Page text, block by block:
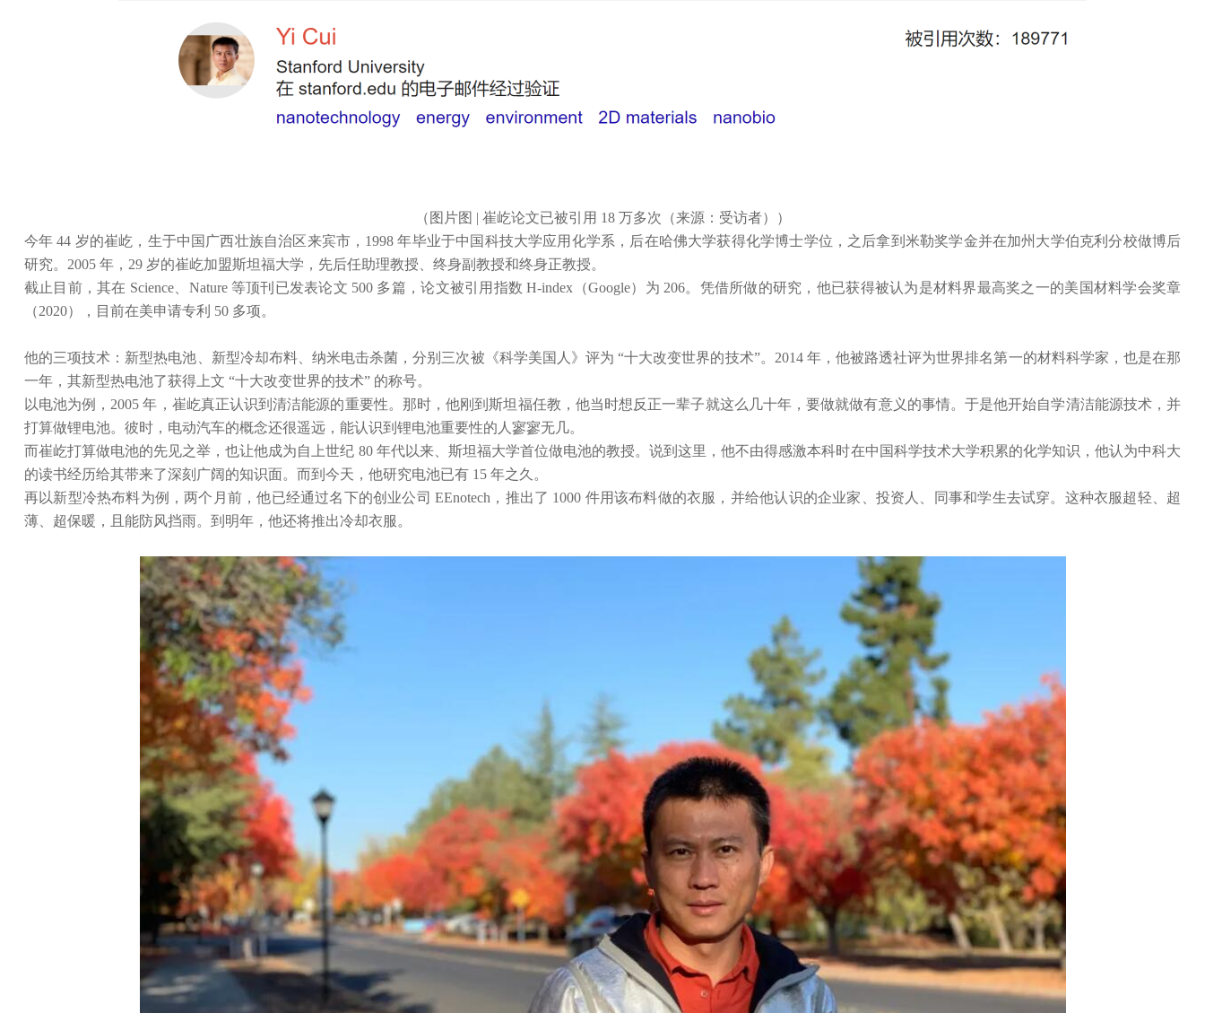
（图片图 | 崔屹论文已被引用 18 万多次（来源：受访者））
今年 44 岁的崔屹，生于中国广西壮族自治区来宾市，1998 年毕业于中国科技大学应用化学系，后在哈佛大学获得化学博士学位，之后拿到米勒奖学金并在加州大学伯克利分校做博后
研究。2005 年，29 岁的崔屹加盟斯坦福大学，先后任助理教授、终身副教授和终身正教授。
截止目前，其在 Science、Nature 等顶刊已发表论文 500 多篇，论文被引用指数 H-index（Google）为 206。凭借所做的研究，他已获得被认为是材料界最高奖之一的美国材料学会奖章
（2020），目前在美申请专利 50 多项。
他的三项技术：新型热电池、新型冷却布料、纳米电击杀菌，分别三次被《科学美国人》评为 “十大改变世界的技术”。2014 年，他被路透社评为世界排名第一的材料科学家，也是在那
一年，其新型热电池了获得上文 “十大改变世界的技术” 的称号。
以电池为例，2005 年，崔屹真正认识到清洁能源的重要性。那时，他刚到斯坦福任教，他当时想反正一辈子就这么几十年，要做就做有意义的事情。于是他开始自学清洁能源技术，并
打算做锂电池。彼时，电动汽车的概念还很遥远，能认识到锂电池重要性的人寥寥无几。
而崔屹打算做电池的先见之举，也让他成为自上世纪 80 年代以来、斯坦福大学首位做电池的教授。说到这里，他不由得感激本科时在中国科学技术大学积累的化学知识，他认为中科大
的读书经历给其带来了深刻广阔的知识面。而到今天，他研究电池已有 15 年之久。
再以新型冷热布料为例，两个月前，他已经通过名下的创业公司 EEnotech，推出了 1000 件用该布料做的衣服，并给他认识的企业家、投资人、同事和学生去试穿。这种衣服超轻、超
薄、超保暖，且能防风挡雨。到明年，他还将推出冷却衣服。